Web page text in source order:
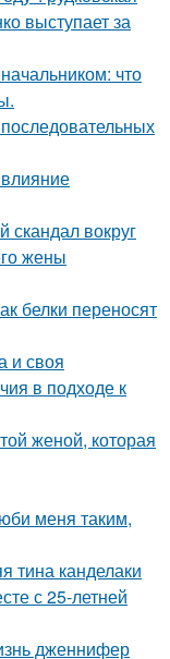
выступает за
что
скандал вокруг
жены
белки переносят
и своя
в подходе к
женой, которая
меня таким,
тина канделаки
с 25-летней
дженнифер